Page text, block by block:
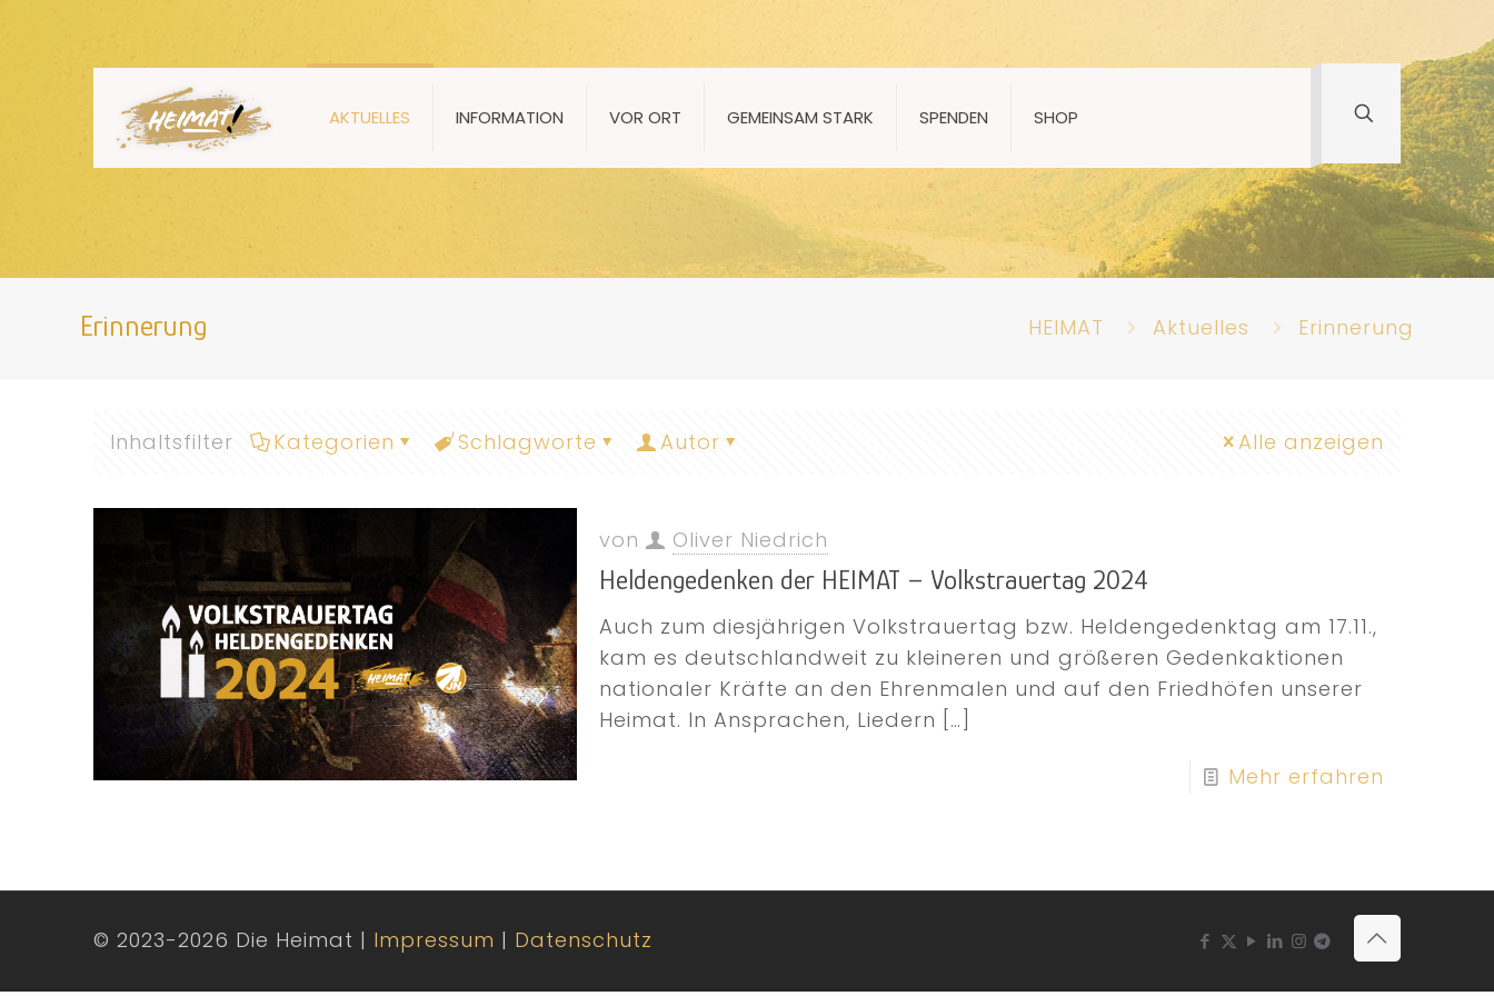
AKTUELLES INFORMATION VOR ORT GEMEINSAM STARK SPENDEN SHOP
Erinnerung HEIMAT Aktuelles Erinnerung
Inhaltsfilter Kategorien Schlagworte Autor Alle anzeigen
von Oliver Niedrich
Heldengedenken der HEIMAT – Volkstrauertag 2024
Auch zum diesjährigen Volkstrauertag bzw. Heldengedenktag am 17.11.,
kam es deutschlandweit zu kleineren und größeren Gedenkaktionen
nationaler Kräfte an den Ehrenmalen und auf den Friedhöfen unserer
Heimat. In Ansprachen, Liedern […]
Mehr erfahren
© 2023-2026 Die Heimat | Impressum | Datenschutz